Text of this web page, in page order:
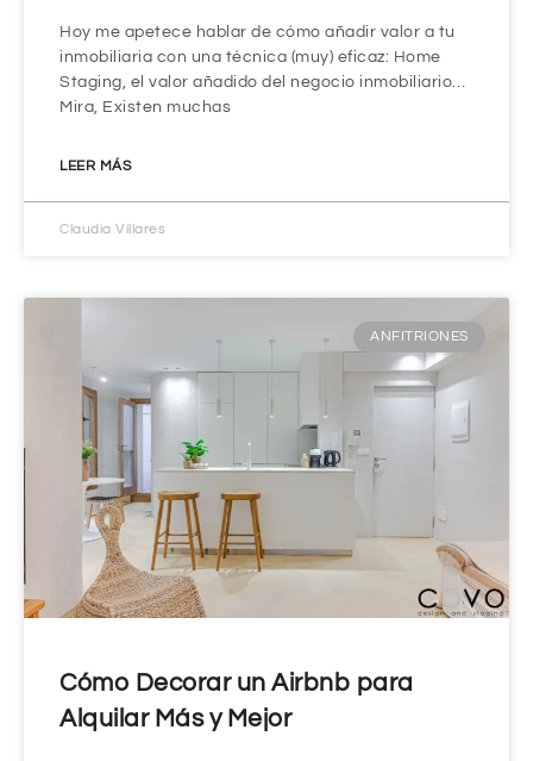
Hoy me apetece hablar de cómo añadir valor a tu
inmobiliaria con una técnica (muy) eficaz: Home
Staging, el valor añadido del negocio inmobiliario…
Mira, Existen muchas
LEER MÁS
Claudia Villares
ANFITRIONES
Cómo Decorar un Airbnb para
Alquilar Más y Mejor